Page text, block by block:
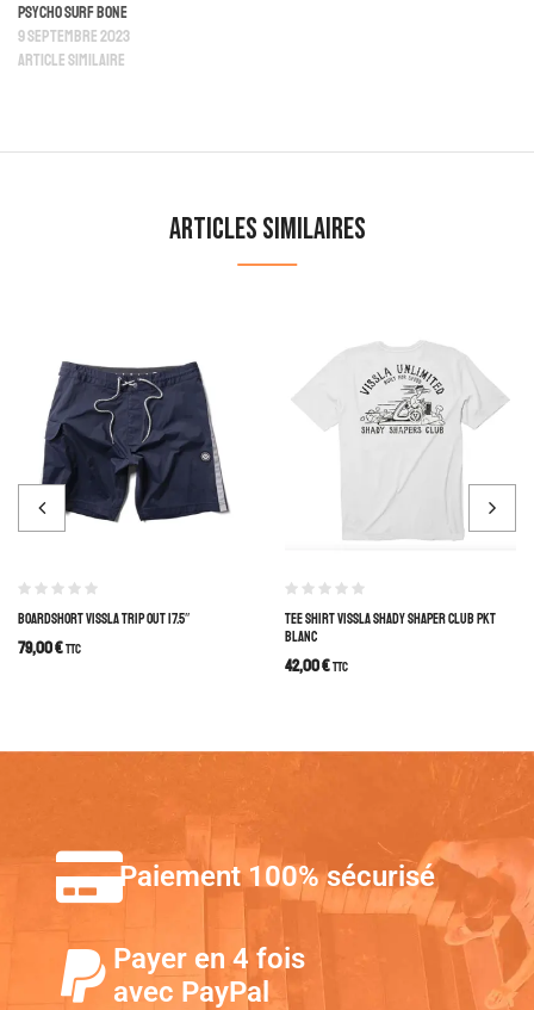
Psycho Surf Bone
9 septembre 2023
Article similaire
Articles similaires
BOARDSHORT VISSLA TRIP OUT 17.5″
79,00€TTC
TEE SHIRT VISSLA SHADY SHAPER CLUB PKT
BLANC
42,00€TTC
Paiement 100% sécurisé
Payer en 4 fois
avec PayPal